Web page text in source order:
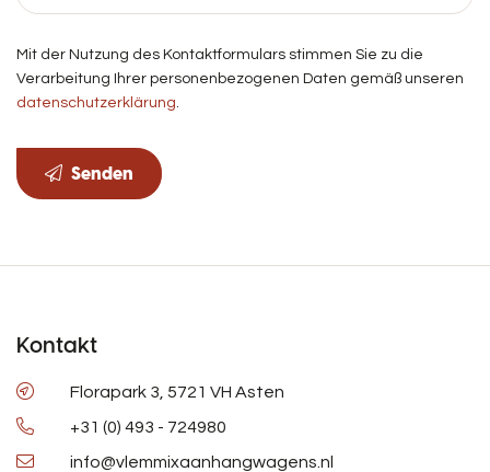
Mit der Nutzung des Kontaktformulars stimmen Sie zu die
Verarbeitung Ihrer personenbezogenen Daten gemäß unseren
datenschutzerklärung
Senden
Kontakt
Florapark 3, 5721 VH Asten
+31 (0) 493 - 724980
info@vlemmixaanhangwagens.nl